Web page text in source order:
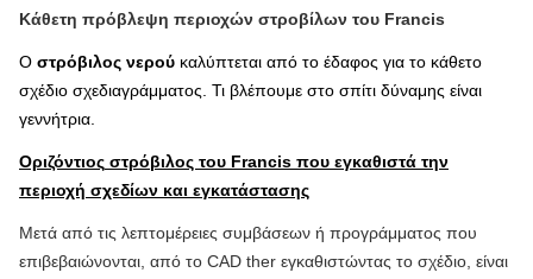
Κάθετη πρόβλεψη περιοχών στροβίλων του Francis
Ο στρόβιλος νερού καλύπτεται από το έδαφος για το κάθετο
σχέδιο σχεδιαγράμματος. Τι βλέπουμε στο σπίτι δύναμης είναι
γεννήτρια.
Οριζόντιος στρόβιλος του Francis που εγκαθιστά την
περιοχή σχεδίων και εγκατάστασης
Μετά από τις λεπτομέρειες συμβάσεων ή προγράμματος που
επιβεβαιώνονται, από το CAD ther εγκαθιστώντας το σχέδιο, είναι